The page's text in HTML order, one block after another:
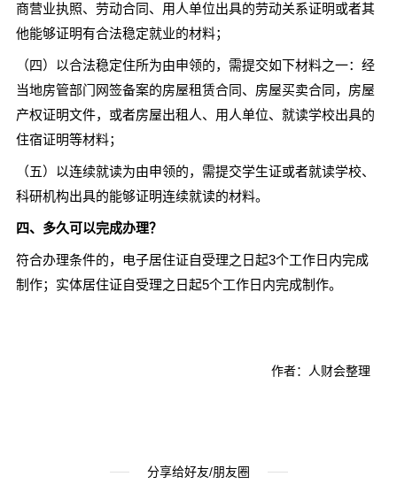
商营业执照、劳动合同、用人单位出具的劳动关系证明或者其
他能够证明有合法稳定就业的材料；
（四）以合法稳定住所为由申领的，需提交如下材料之一：经
当地房管部门网签备案的房屋租赁合同、房屋买卖合同，房屋
产权证明文件，或者房屋出租人、用人单位、就读学校出具的
住宿证明等材料；
（五）以连续就读为由申领的，需提交学生证或者就读学校、
科研机构出具的能够证明连续就读的材料。
四、多久可以完成办理？
符合办理条件的，电子居住证自受理之日起3个工作日内完成
制作；实体居住证自受理之日起5个工作日内完成制作。
作者：人财会整理
分享给好友/朋友圈